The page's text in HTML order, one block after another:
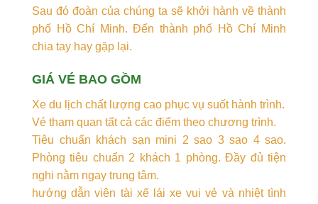
Sau đó đoàn của chúng ta sẽ khởi hành về thành
phố Hồ Chí Minh. Đến thành phố Hồ Chí Minh
chia tay hay gặp lại.
GIÁ VÉ BAO GỒM
Xe du lịch chất lượng cao phục vụ suốt hành trình.
Vé tham quan tất cả các điểm theo chương trình.
Tiêu chuẩn khách sạn mini 2 sao 3 sao 4 sao.
Phòng tiêu chuẩn 2 khách 1 phòng. Đầy đủ tiện
nghi nằm ngay trung tâm.
hướng dẫn viên tài xế lái xe vui vẻ và nhiệt tình